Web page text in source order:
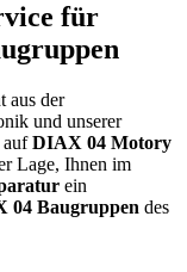
für
aus der
und unserer
aufDIAX 04 Motory
Lage, Ihnen im
ein
04 Baugruppen des